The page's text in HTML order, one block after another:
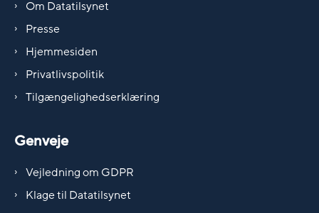
Om Datatilsynet
Presse
Hjemmesiden
Privatlivspolitik
Tilgængelighedserklæring
Genveje
Vejledning om GDPR
Klage til Datatilsynet